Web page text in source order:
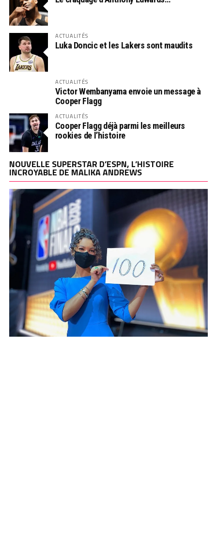
ACTUALITÉS
Luka Doncic et les Lakers sont maudits
ACTUALITÉS
Victor Wembanyama envoie un message à
Cooper Flagg
ACTUALITÉS
Cooper Flagg déjà parmi les meilleurs
rookies de l’histoire
NOUVELLE SUPERSTAR D’ESPN, L’HISTOIRE
INCROYABLE DE MALIKA ANDREWS